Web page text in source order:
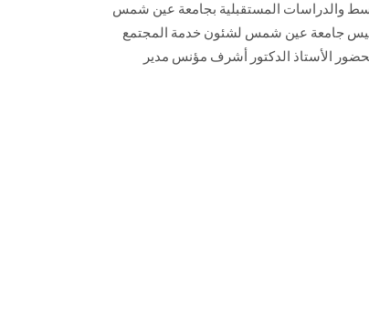
والدراسات المستقبلية بجامعة عين شمس
رئيس جامعة عين شمس لشئون خدمة المجتمع
الأستاذ الدكتور أشرف مؤنس مدير